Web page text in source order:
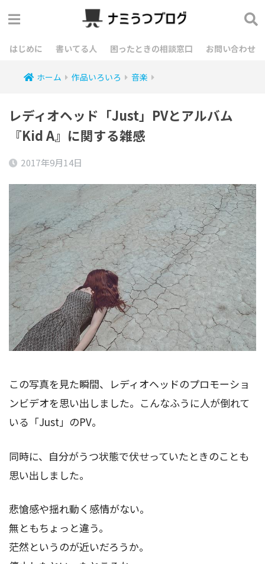
はじめに 書いてる人 困ったときの相談窓口 お問い合わせ
ホーム 作品いろいろ 音楽
レディオヘッド「Just」PVとアルバム
『Kid A』に関する雑感
2017年9月14日
この写真を見た瞬間、レディオヘッドのプロモーショ
ンビデオを思い出しました。こんなふうに人が倒れて
いる「Just」のPV。
同時に、自分がうつ状態で伏せっていたときのことも
思い出しました。
悲愴感や揺れ動く感情がない。
無ともちょっと違う。
茫然というのが近いだろうか。